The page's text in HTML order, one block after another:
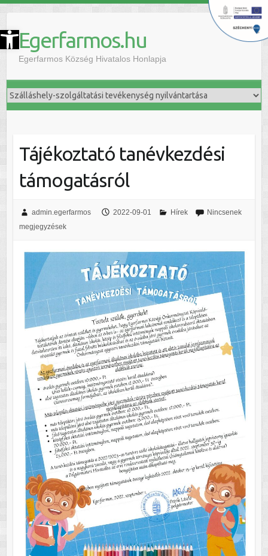
Eszköztár megnyitása Egerfarmos.hu
Egerfarmos Község Hivatalos Honlapja
Tájékoztató tanévkezdési
támogatásról
admin.egerfarmos 2022-09-01 Hírek
Nincsenek
megjegyzések